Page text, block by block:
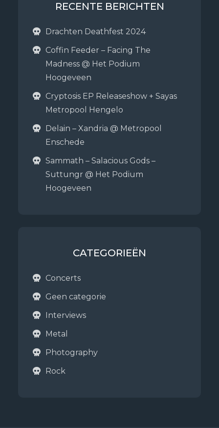
RECENTE BERICHTEN
Drachten Deathfest 2024
Coffin Feeder – Facing The
Madness @ Het Podium
Hoogeveen
Cryptosis EP Releaseshow + Sayas
Metropool Hengelo
Delain – Xandria @ Metropool
Enschede
Sammath – Salacious Gods –
Suttungr @ Het Podium
Hoogeveen
CATEGORIEËN
Concerts
Geen categorie
Interviews
Metal
Photography
Rock